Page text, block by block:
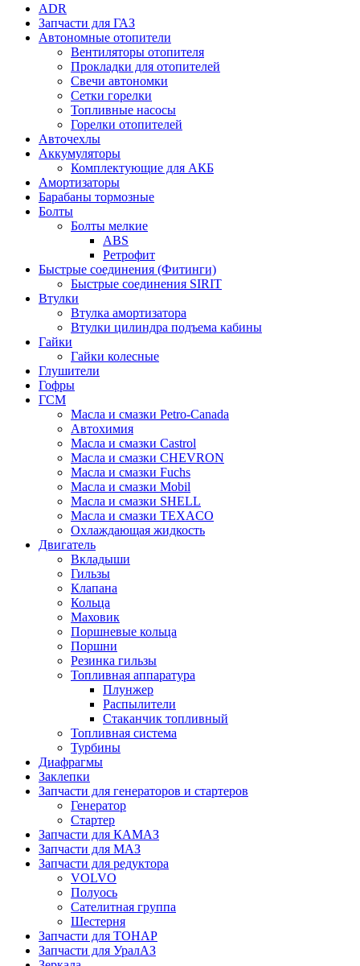
ADR
Запчасти для ГАЗ
Автономные отопители
Вентиляторы отопителя
Прокладки для отопителей
Свечи автономки
Сетки горелки
Топливные насосы
Горелки отопителей
Авточехлы
Аккумуляторы
Комплектующие для АКБ
Амортизаторы
Барабаны тормозные
Болты
Болты мелкие
ABS
Ретрофит
Быстрые соединения (Фитинги)
Быстрые соединения SIRIT
Втулки
Втулка амортизатора
Втулки цилиндра подъема кабины
Гайки
Гайки колесные
Глушители
Гофры
ГСМ
Масла и смазки Petro-Canada
Автохимия
Масла и смазки Castrol
Масла и смазки CHEVRON
Масла и смазки Fuchs
Масла и смазки Mobil
Масла и смазки SHELL
Масла и смазки TEXACO
Охлаждающая жидкость
Двигатель
Вкладыши
Гильзы
Клапана
Кольца
Маховик
Поршневые кольца
Поршни
Резинка гильзы
Топливная аппаратура
Плунжер
Распылители
Стаканчик топливный
Топливная система
Турбины
Диафрагмы
Заклепки
Запчасти для генераторов и стартеров
Генератор
Стартер
Запчасти для КАМАЗ
Запчасти для МАЗ
Запчасти для редуктора
VOLVO
Полуось
Сателитная группа
Шестерня
Запчасти для ТОНАР
Запчасти для УралАЗ